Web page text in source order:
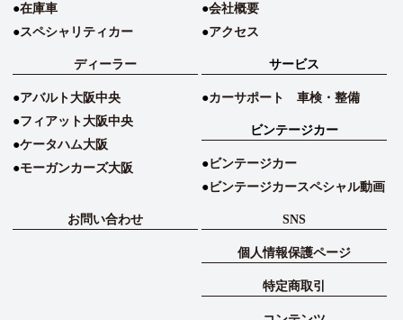
在庫車
スペシャリティカー
会社概要
アクセス
ディーラー
アバルト大阪中央
フィアット大阪中央
ケータハム大阪
モーガンカーズ大阪
サービス
カーサポート 車検・整備
ビンテージカー
ビンテージカー
ビンテージカースペシャル動画
お問い合わせ SNS
個人情報保護ページ
特定商取引